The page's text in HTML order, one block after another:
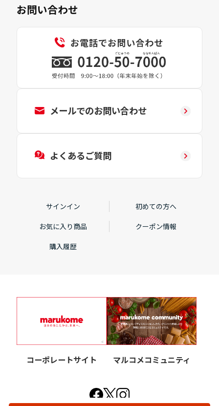
お問い合わせ
メールでのお問い合わせ
よくあるご質問
サインイン 初めての方へ
お気に入り商品 クーポン情報
購入履歴
コーポレートサイト マルコメコミュニティ